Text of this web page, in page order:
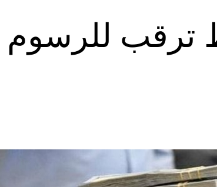
ترقب للرسوم